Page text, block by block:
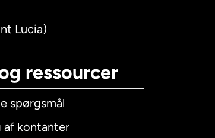
Lucia)
ressourcer
spørgsmål
af kontanter